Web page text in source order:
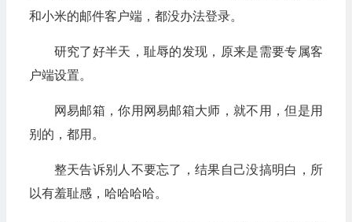
和小米的邮件客户端，都没办法登录。
研究了好半天，耻辱的发现，原来是需要专属客
户端设置。
网易邮箱，你用网易邮箱大师，就不用，但是用
别的，都用。
整天告诉别人不要忘了，结果自己没搞明白，所
以有羞耻感，哈哈哈哈。